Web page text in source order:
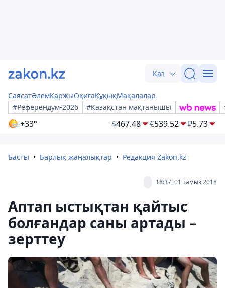
Қаз
СаясатӘлемҚаржыОқиғаҚұқықМақалалар
#Референдум-2026
#Қазақстан мақтанышы
+33° $467.48 €539.52 ₽5.73
Басты Барлық жаңалықтар Редакция Zakon.kz
18:37, 01 тамыз 2018
Аптап ыстықтан қайтыс
болғандар саны артады –
зерттеу